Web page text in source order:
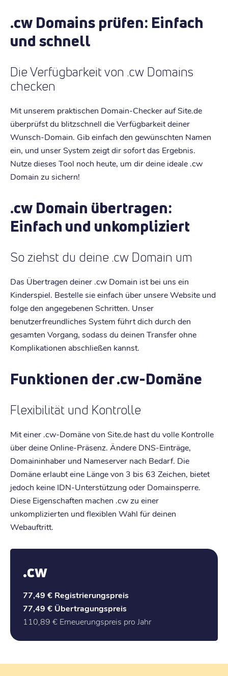
.cw Domains prüfen: Einfach
und schnell
Die Verfügbarkeit von .cw Domains
checken
Mit unserem praktischen Domain-Checker auf Site.de
überprüfst du blitzschnell die Verfügbarkeit deiner
Wunsch-Domain. Gib einfach den gewünschten Namen
ein, und unser System zeigt dir sofort das Ergebnis.
Nutze dieses Tool noch heute, um dir deine ideale .cw
Domain zu sichern!
.cw Domain übertragen:
Einfach und unkompliziert
So ziehst du deine .cw Domain um
Das Übertragen deiner .cw Domain ist bei uns ein
Kinderspiel. Bestelle sie einfach über unsere Website und
folge den angegebenen Schritten. Unser
benutzerfreundliches System führt dich durch den
gesamten Vorgang, sodass du deinen Transfer ohne
Komplikationen abschließen kannst.
Funktionen der .cw-Domäne
Flexibilität und Kontrolle
Mit einer .cw-Domäne von Site.de hast du volle Kontrolle
über deine Online-Präsenz. Ändere DNS-Einträge,
Domaininhaber und Nameserver nach Bedarf. Die
Domäne erlaubt eine Länge von 3 bis 63 Zeichen, bietet
jedoch keine IDN-Unterstützung oder Domainsperre.
Diese Eigenschaften machen .cw zu einer
unkomplizierten und flexiblen Wahl für deinen
Webauftritt.
.cw
77,49 € Registrierungspreis
77,49 € Übertragungspreis
110,89 € Erneuerungspreis pro Jahr